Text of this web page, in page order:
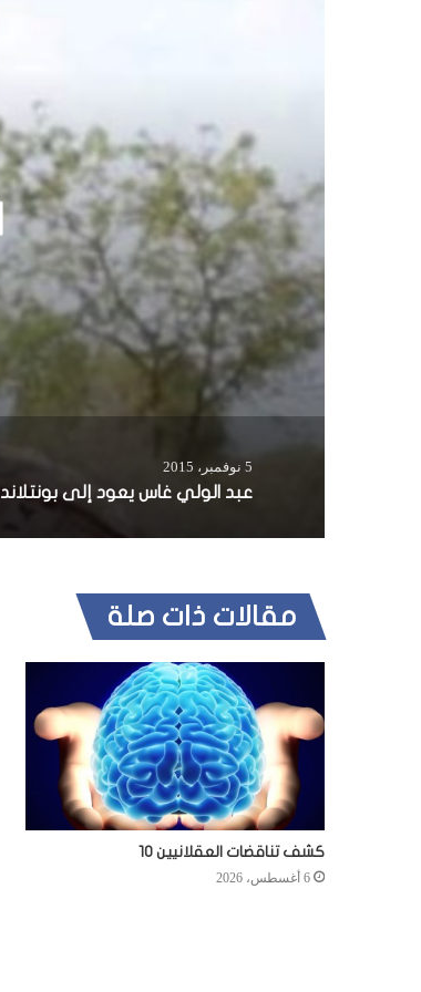
5 نوفمبر، 2015
عبد الولي غاس يعود إلى بونتلاند
مقالات ذات صلة
كشف تناقضات العقلانيين 10
6 أغسطس، 2026